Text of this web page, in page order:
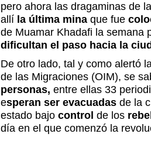
pero ahora las dragaminas de
allí la última mina que fue
de Muamar Khadafi la semana
dificultan el paso hacia la
De otro lado, tal y como alertó
de las Migraciones (OIM), se
personas, entre ellas 33
esperan ser evacuadas de la
estado bajo control de los
día en el que comenzó la